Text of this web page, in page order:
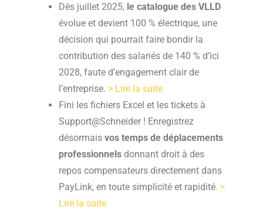
Dès juillet 2025, le catalogue des VLLD
évolue et devient 100 % électrique, une
décision qui pourrait faire bondir la
contribution des salariés de 140 % d’ici
2028, faute d’engagement clair de
l’entreprise. > Lire la suite
Fini les fichiers Excel et les tickets à
Support@Schneider ! Enregistrez
désormais vos temps de déplacements
professionnels donnant droit à des
repos compensateurs directement dans
PayLink, en toute simplicité et rapidité. >
Lire la suite